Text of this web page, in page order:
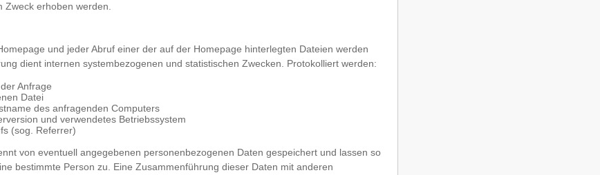
Zweck erhoben werden.
und jeder Abruf einer der auf der Homepage hinterlegten Dateien werden
dient internen systembezogenen und statistischen Zwecken. Protokolliert werden:
Anfrage
Datei
des anfragenden Computers
und verwendetes Betriebssystem
(sog. Referrer)
von eventuell angegebenen personenbezogenen Daten gespeichert und lassen so
bestimmte Person zu. Eine Zusammenführung dieser Daten mit anderen